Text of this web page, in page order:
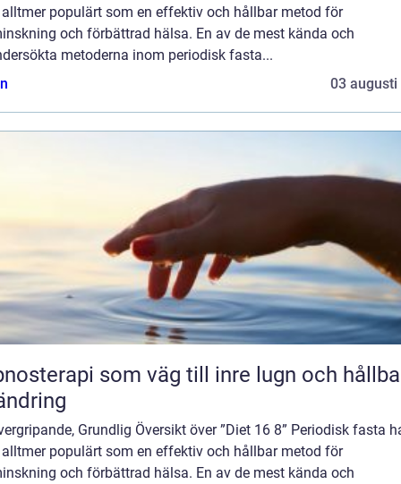
populärt som en effektiv och hållbar metod för
och förbättrad hälsa. En av de mest kända och
metoderna inom periodisk fasta...
03 augusti
som väg till inre lugn och
Grundlig Översikt över ”Diet 16 8” Periodisk fasta
populärt som en effektiv och hållbar metod för
och förbättrad hälsa. En av de mest kända och